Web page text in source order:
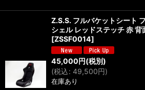
Z.S.S. フルバケットシート
シェル レッドステッチ 赤
[ZSSF0014]
45,000円(税別)
(税込: 49,500円)
在庫あり